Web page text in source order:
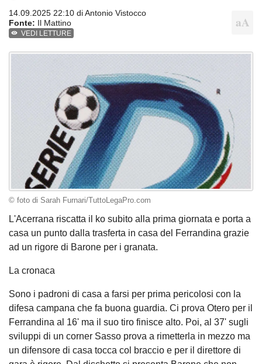
14.09.2025 22:10 diAntonio Vistocco
Fonte: Il Mattino
VEDI LETTURE
© foto di Sarah Furnari/TuttoLegaPro.com
L'Acerrana riscatta il ko subito alla prima giornata e porta a
casa un punto dalla trasferta in casa del Ferrandina grazie
ad un rigore di Barone per i granata.
La cronaca
Sono i padroni di casa a farsi per prima pericolosi con la
difesa campana che fa buona guardia. Ci prova Otero per il
Ferrandina al 16' ma il suo tiro finisce alto. Poi, al 37' sugli
sviluppi di un corner Sasso prova a rimetterla in mezzo ma
un difensore di casa tocca col braccio e per il direttore di